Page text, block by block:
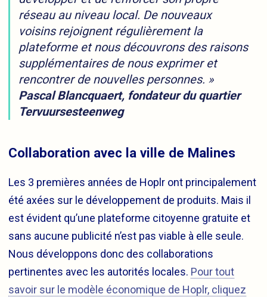
réseau au niveau local. De nouveaux
voisins rejoignent régulièrement la
plateforme et nous découvrons des raisons
supplémentaires de nous exprimer et
rencontrer de nouvelles personnes. »
Pascal Blancquaert, fondateur du quartier
Tervuursesteenweg
Collaboration avec la ville de Malines
Les 3 premières années de Hoplr ont principalement
été axées sur le développement de produits. Mais il
est évident qu’une plateforme citoyenne gratuite et
sans aucune publicité n’est pas viable à elle seule.
Nous développons donc des collaborations
pertinentes avec les autorités locales. Pour tout
savoir sur le modèle économique de Hoplr, cliquez